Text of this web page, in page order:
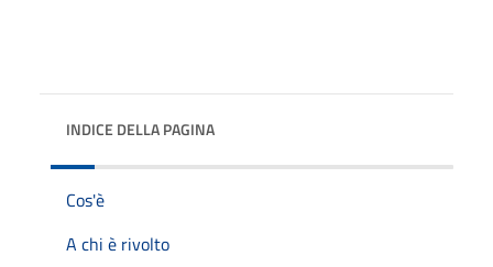
INDICE DELLA PAGINA
Cos'è
A chi è rivolto